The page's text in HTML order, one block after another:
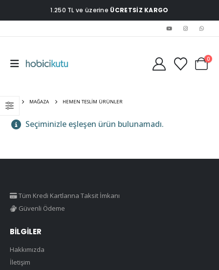
1.250 TL ve üzerine ÜCRETSİZ KARGO
0
EV MAĞAZA HEMEN TESLIM ÜRÜNLER
Seçiminizle eşleşen ürün bulunamadı.
Tüm Kredi Kartlarına Taksit İmkanı
Güvenli Ödeme
BILGILER
Hakkımızda
İletişim